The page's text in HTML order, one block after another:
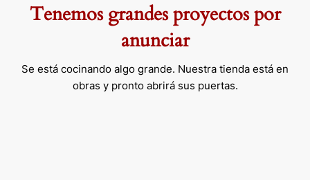
Tenemos grandes proyectos por
anunciar
Se está cocinando algo grande. Nuestra tienda está en
obras y pronto abrirá sus puertas.